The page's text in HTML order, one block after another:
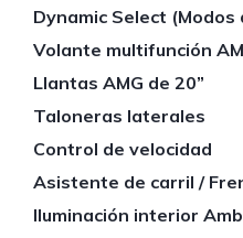
Dynamic Select (Modos
Volante multifunción
Llantas AMG de 20”
Taloneras laterales
Control de velocidad
Asistente de carril /
Iluminación interior